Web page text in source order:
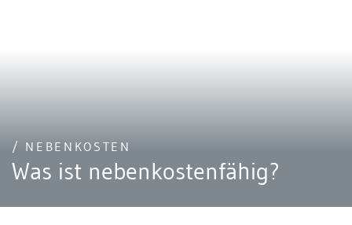
/ NEBENKOSTEN
Was ist nebenkostenfähig?